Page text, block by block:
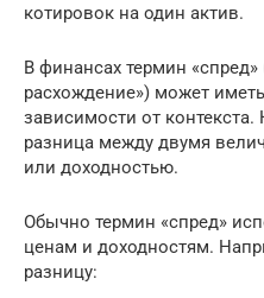
котировок на один актив.
В финансах термин
расхождение») может
зависимости от
разница между двумя
или доходностью.
Обычно термин «спред»
ценам и доходностям.
разницу: